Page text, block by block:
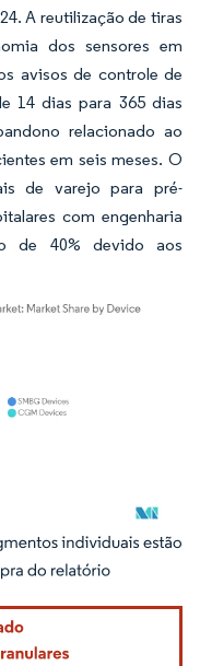
A reutilização de tiras
dos sensores em
avisos de controle de
14 dias para 365 dias
relacionado ao
em seis meses. O
de varejo para pré-
com engenharia
de 40% devido aos
conforme CC BY 4.0.